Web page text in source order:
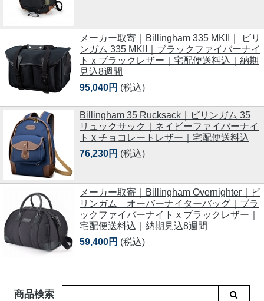
メーカー取寄｜Billingham 335 MKII｜ ビリ
ンガム 335 MKII｜ブラックファイバーナイ
トｘブラックレザー｜宅配便送料込｜納期
見込8週間
95,040円 (税込)
Billingham 35 Rucksack｜ビリンガム 35
リュックサック｜ネイビーファイバーナイ
ト x チョコレートレザー｜宅配便送料込
76,230円 (税込)
メーカー取寄｜Billingham Overnighter｜ビ
リンガム オーバーナイターバッグ｜ブラ
ックファイバーナイト x ブラックレザー｜
宅配便送料込｜納期見込8週間
59,400円 (税込)
商品検索